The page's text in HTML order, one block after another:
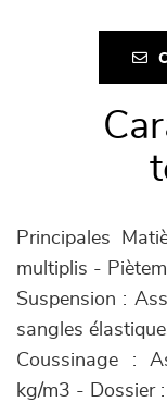
Principales
multiplis -
Suspension :
sangles
Coussinage :
kg/m3 - Dossier